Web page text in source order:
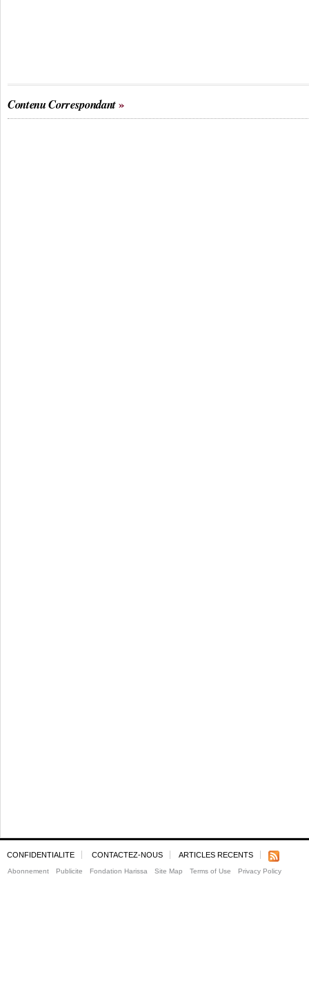
Contenu Correspondant
CONFIDENTIALITE CONTACTEZ-NOUS ARTICLES RECENTS
Abonnement Publicite Fondation Harissa Site Map Terms of Use Privacy Policy